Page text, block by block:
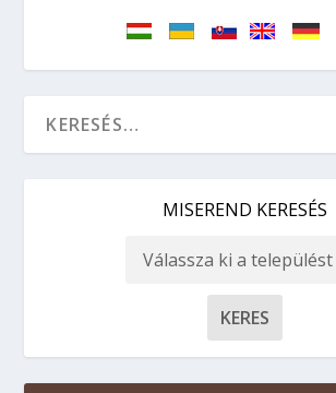
MISEREND KERESÉS